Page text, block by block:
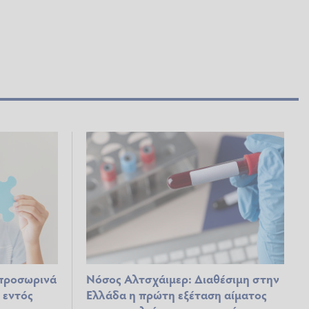
Νόσος Αλτσχάιμερ: Διαθέσιμη στην
Ελλάδα η πρώτη εξέταση αίματος